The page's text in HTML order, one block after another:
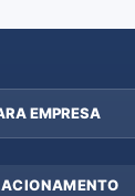
EMPRESA